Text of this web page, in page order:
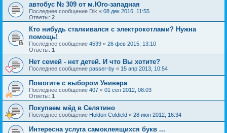
автобус № 309 от м.Юго-западная
Последнее сообщение Dik « 08 дек 2016, 11:55
Ответы: 2
Кто нибудь сталкивался с электрокотлами? Нужна
помощь!
Последнее сообщение 4539 « 26 фев 2015, 13:10
Ответы: 1
Нет семей - нет детей. И что Вы хотите?
Последнее сообщение passer-by « 15 апр 2013, 10:54
Помогите с выбором Универа
Последнее сообщение 407 « 01 сен 2012, 08:03
Ответы: 1
Покупаем мёд в Селятино
Последнее сообщение Holdon Coldield « 28 июн 2012, 16:34
Интересна услуга самоклеящихся букв ...